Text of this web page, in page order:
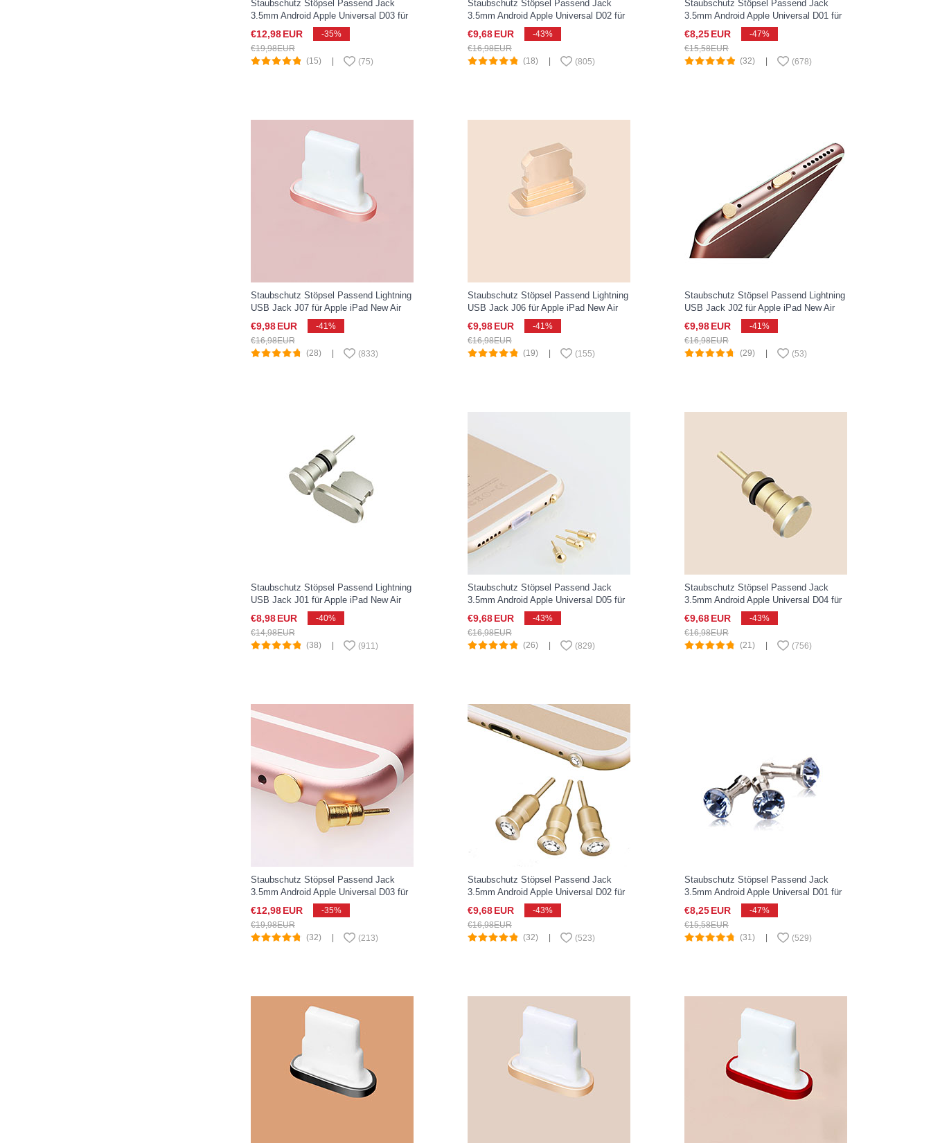
Staubschutz Stöpsel Passend Jack
3.5mm Android Apple Universal D03 für
Apple iPad New Air 2019 10.5 Silber
€12,98EUR
-35%
€19,98EUR
(15)
(75)
Staubschutz Stöpsel Passend Jack
3.5mm Android Apple Universal D02 für
Apple iPad New Air 2019 10.5 Silber
€9,68EUR
-43%
€16,98EUR
(18)
(805)
Staubschutz Stöpsel Passend Jack
3.5mm Android Apple Universal D01 für
Apple iPad New Air 2019 10.5 Silber
€8,25EUR
-47%
€15,58EUR
(32)
(678)
Staubschutz Stöpsel Passend Lightning
USB Jack J07 für Apple iPad New Air
(2019) 10.5 Rosegold
€9,98EUR
-41%
€16,98EUR
(28)
(833)
Staubschutz Stöpsel Passend Lightning
USB Jack J06 für Apple iPad New Air
(2019) 10.5 Gold
€9,98EUR
-41%
€16,98EUR
(19)
(155)
Staubschutz Stöpsel Passend Lightning
USB Jack J02 für Apple iPad New Air
(2019) 10.5 Gold
€9,98EUR
-41%
€16,98EUR
(29)
(53)
Staubschutz Stöpsel Passend Lightning
USB Jack J01 für Apple iPad New Air
(2019) 10.5 Silber
€8,98EUR
-40%
€14,98EUR
(38)
(911)
Staubschutz Stöpsel Passend Jack
3.5mm Android Apple Universal D05 für
Apple iPad New Air 2019 10.5 Gold
€9,68EUR
-43%
€16,98EUR
(26)
(829)
Staubschutz Stöpsel Passend Jack
3.5mm Android Apple Universal D04 für
Apple iPad New Air 2019 10.5 Gold
€9,68EUR
-43%
€16,98EUR
(21)
(756)
Staubschutz Stöpsel Passend Jack
3.5mm Android Apple Universal D03 für
Apple iPad New Air 2019 10.5 Gold
€12,98EUR
-35%
€19,98EUR
(32)
(213)
Staubschutz Stöpsel Passend Jack
3.5mm Android Apple Universal D02 für
Apple iPad New Air 2019 10.5 Gold
€9,68EUR
-43%
€16,98EUR
(32)
(523)
Staubschutz Stöpsel Passend Jack
3.5mm Android Apple Universal D01 für
Apple iPad New Air 2019 10.5 Blau
€8,25EUR
-47%
€15,58EUR
(31)
(529)